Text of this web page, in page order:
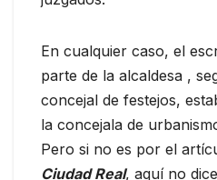
En cualquier caso, el
parte de la alcaldesa ,
concejal de festejos,
la concejala de
Pero si no es por el
Ciudad Real, aquí no